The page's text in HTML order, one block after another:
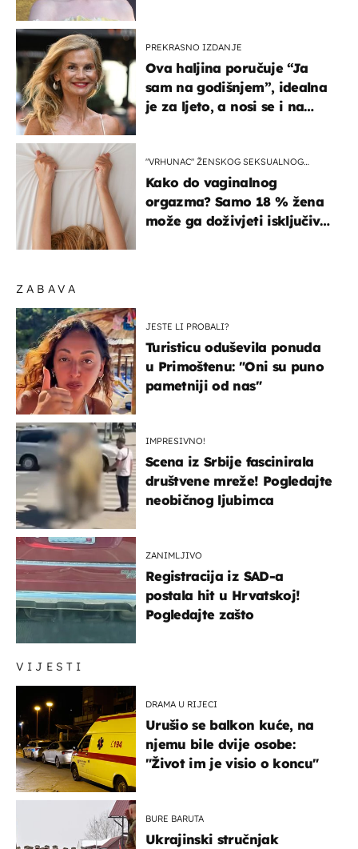
VIJESTI
DRAMA U RIJECI
Urušio se balkon kuće, na
njemu bile dvije osobe:
"Život im je visio o koncu"
BURE BARUTA
Ukrajinski stručnjak
ZABAVA
JESTE LI PROBALI?
Turisticu oduševila ponuda
u Primoštenu: "Oni su puno
pametniji od nas"
IMPRESIVNO!
Scena iz Srbije fascinirala
društvene mreže! Pogledajte
neobičnog ljubimca
ZANIMLJIVO
Registracija iz SAD-a
postala hit u Hrvatskoj!
Pogledajte zašto
PREKRASNO IZDANJE
Ova haljina poručuje “Ja
sam na godišnjem”, idealna
je za ljeto, a nosi se i na
"VRHUNAC" ŽENSKOG SEKSUALNOG
Kako do vaginalnog
orgazma? Samo 18 % žena
može ga doživjeti isključivo